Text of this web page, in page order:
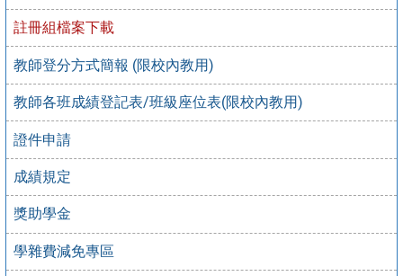
註冊組檔案下載
教師登分方式簡報 (限校內教用)
教師各班成績登記表/班級座位表(限校內教用)
證件申請
成績規定
獎助學金
學雜費減免專區